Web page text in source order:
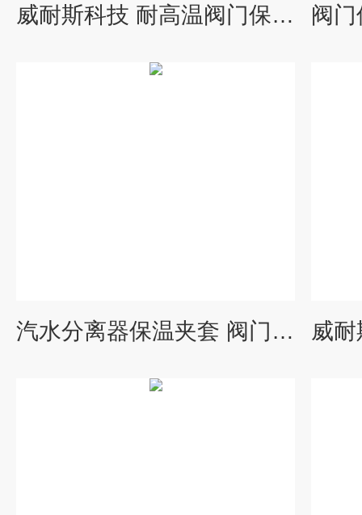
威耐斯科技 耐高温阀门保温衣 截止阀闸阀保温衣发货速度快
汽水分离器保温夹套 阀门保温衣保温优势 可定制江西宜春